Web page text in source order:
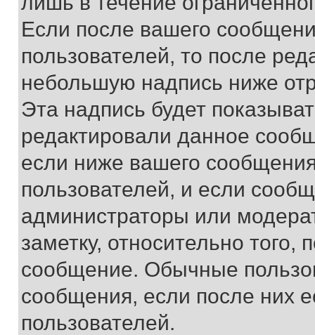
Если после вашего
пользователей, то после
небольшую надпись ниже
Эта надпись будет
редактировали данное
если ниже вашего
пользователей, и если
администраторы или
заметку, относительно
сообщение. Обычные
сообщения, если после них
пользователей.